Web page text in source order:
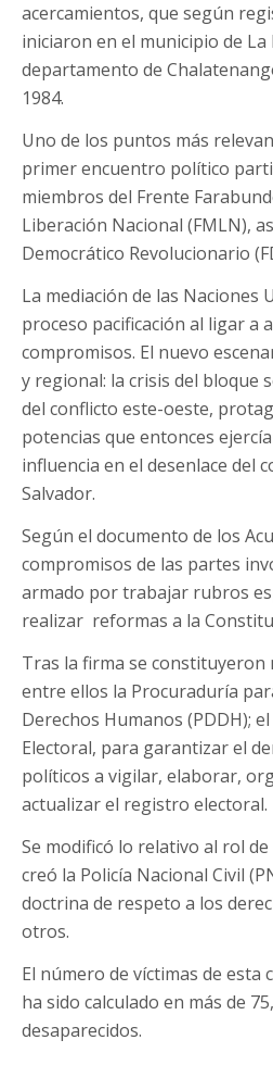
acercamientos, que según
iniciaron en el municipio de La
departamento de
1984.
Uno de los puntos más
primer encuentro político
miembros del Frente
Liberación Nacional (FMLN),
Democrático Revolucionario
La mediación de las Naciones
proceso pacificación al ligar a
compromisos. El nuevo
y regional: la crisis del bloque
del conflicto este-oeste,
potencias que entonces
influencia en el desenlace del
Salvador.
Según el documento de los
compromisos de las partes
armado por trabajar rubros
realizar reformas a la
Tras la firma se constituyeron
entre ellos la Procuraduría
Derechos Humanos (PDDH);
Electoral, para garantizar el
políticos a vigilar, elaborar,
actualizar el registro electoral.
Se modificó lo relativo al rol de
creó la Policía Nacional Civil
doctrina de respeto a los
otros.
El número de víctimas de
ha sido calculado en más de
desaparecidos.